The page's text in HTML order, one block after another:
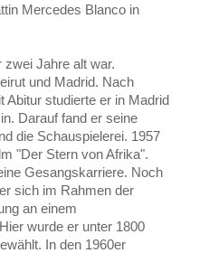
Mercedes Blanco in
zwei Jahre alt war.
und Madrid. Nach
Abitur studierte er in Madrid
Darauf fand er seine
die Schauspielerei. 1957
"Der Stern von Afrika".
Gesangskarriere. Noch
sich im Rahmen der
an einem
wurde er unter 1800
In den 1960er